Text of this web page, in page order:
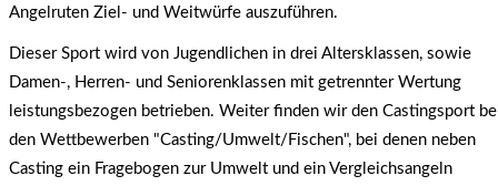
Angelruten Ziel- und Weitwürfe auszuführen.
Dieser Sport wird von Jugendlichen in drei Altersklassen, sowie
Damen-, Herren- und Seniorenklassen mit getrennter Wertung
leistungsbezogen betrieben. Weiter finden wir den Castingsport
den Wettbewerben "Casting/Umwelt/Fischen", bei denen neben
Casting ein Fragebogen zur Umwelt und ein Vergleichsangeln